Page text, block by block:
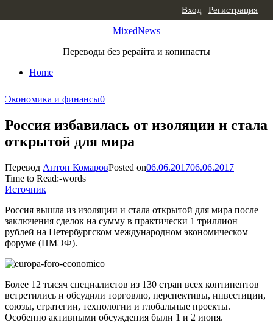
MixedNews
Переводы без рерайта и копипасты
Home
Вход | Регистрация
Экономика и финансы0
Россия избавилась от изоляции и стала
открытой для мира
Перевод Антон КомаровPosted on06.06.201706.06.2017
Time to Read:-words
Источник
Россия вышла из изоляции и стала открытой для мира после
заключения сделок на сумму в практически 1 триллион
рублей на Петербургском международном экономическом
форуме (ПМЭФ).
Более 12 тысяч специалистов из 130 стран всех континентов
встретились и обсудили торговлю, перспективы, инвестиции,
союзы, стратегии, технологии и глобальные проекты.
Особенно активными обсуждения были 1 и 2 июня.